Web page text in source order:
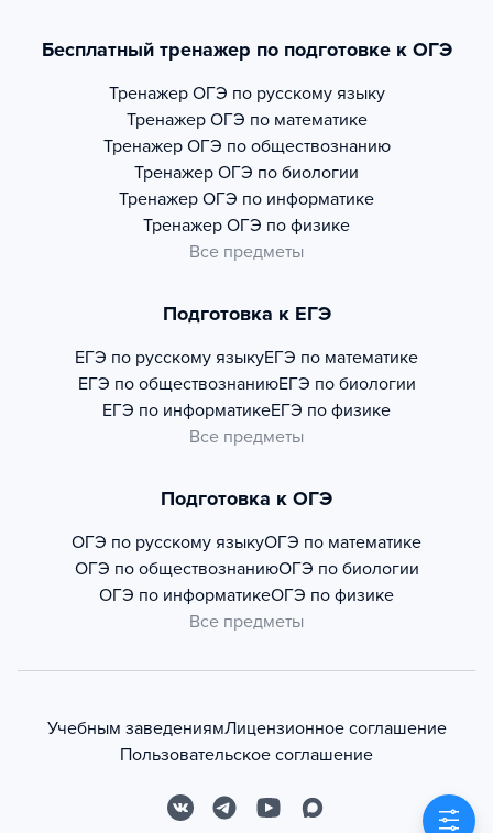
Бесплатный тренажер по подготовке к ОГЭ
Тренажер ОГЭ по русскому языку
Тренажер ОГЭ по математике
Тренажер ОГЭ по обществознанию
Тренажер ОГЭ по биологии
Тренажер ОГЭ по информатике
Тренажер ОГЭ по физике
Все предметы
Подготовка к ЕГЭ
ЕГЭ по русскому языкуЕГЭ по математике
ЕГЭ по обществознаниюЕГЭ по биологии
ЕГЭ по информатикеЕГЭ по физике
Все предметы
Подготовка к ОГЭ
ОГЭ по русскому языкуОГЭ по математике
ОГЭ по обществознаниюОГЭ по биологии
ОГЭ по информатикеОГЭ по физике
Все предметы
Учебным заведениямЛицензионное соглашение
Пользовательское соглашение